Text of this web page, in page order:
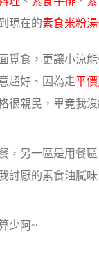
現在的素食米粉湯
覓食，更讓小涼
超好、因為走平
很親民，畢竟我
，另一區是用餐區
討厭的素食油膩
少阿~